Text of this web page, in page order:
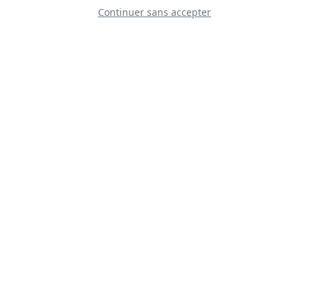
Continuer sans accepter